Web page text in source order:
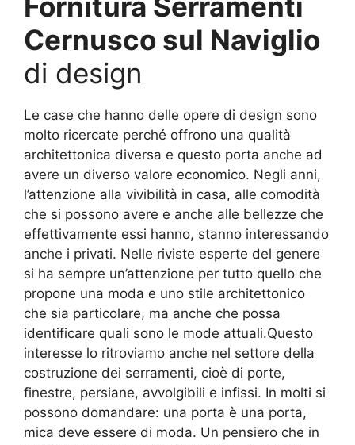
Fornitura Serramenti
Cernusco sul Naviglio
di design
Le case che hanno delle opere di design sono
molto ricercate perché offrono una qualità
architettonica diversa e questo porta anche ad
avere un diverso valore economico. Negli anni,
l’attenzione alla vivibilità in casa, alle comodità
che si possono avere e anche alle bellezze che
effettivamente essi hanno, stanno interessando
anche i privati. Nelle riviste esperte del genere
si ha sempre un’attenzione per tutto quello che
propone una moda e uno stile architettonico
che sia particolare, ma anche che possa
identificare quali sono le mode attuali.Questo
interesse lo ritroviamo anche nel settore della
costruzione dei serramenti, cioè di porte,
finestre, persiane, avvolgibili e infissi. In molti si
possono domandare: una porta è una porta,
mica deve essere di moda. Un pensiero che in